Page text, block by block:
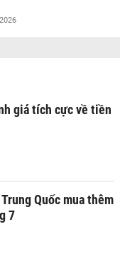
giá tích cực về tiền
Quốc mua thêm
7